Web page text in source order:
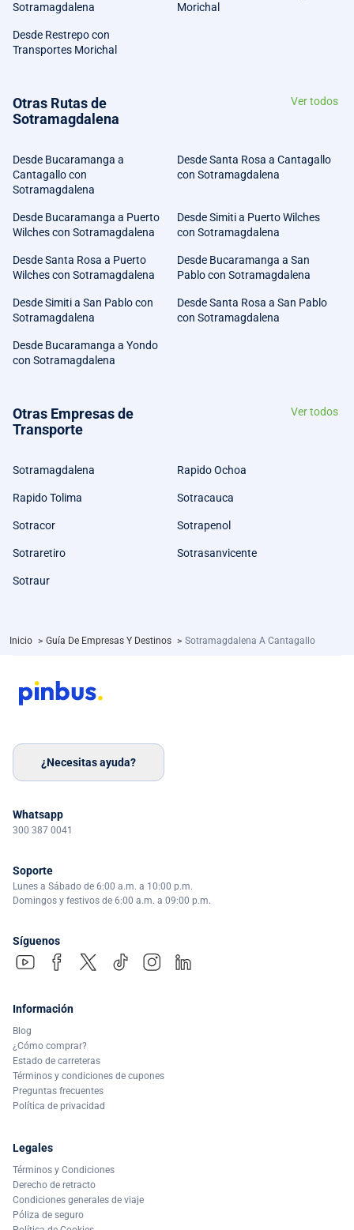
Sotramagdalena
Morichal
Desde Restrepo con
Transportes Morichal
Otras Rutas de
Sotramagdalena
Ver todos
Desde Bucaramanga a
Cantagallo con
Sotramagdalena
Desde Santa Rosa a Cantagallo
con Sotramagdalena
Desde Bucaramanga a Puerto
Wilches con Sotramagdalena
Desde Simiti a Puerto Wilches
con Sotramagdalena
Desde Santa Rosa a Puerto
Wilches con Sotramagdalena
Desde Bucaramanga a San
Pablo con Sotramagdalena
Desde Simiti a San Pablo con
Sotramagdalena
Desde Santa Rosa a San Pablo
con Sotramagdalena
Desde Bucaramanga a Yondo
con Sotramagdalena
Otras Empresas de
Transporte
Ver todos
Sotramagdalena Rapido Ochoa
Rapido Tolima Sotracauca
Sotracor Sotrapenol
Sotraretiro Sotrasanvicente
Sotraur
Inicio > Guía De Empresas Y Destinos > Sotramagdalena A Cantagallo
¿Necesitas ayuda?
Whatsapp
300 387 0041
Soporte
Lunes a Sábado de 6:00 a.m. a 10:00 p.m.
Domingos y festivos de 6:00 a.m. a 09:00 p.m.
Síguenos
Información
Blog
¿Cómo comprar?
Estado de carreteras
Términos y condiciones de cupones
Preguntas frecuentes
Política de privacidad
Legales
Términos y Condiciones
Derecho de retracto
Condiciones generales de viaje
Póliza de seguro